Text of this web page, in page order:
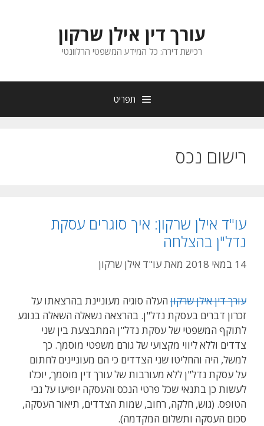
עורך דין אילן שרקון
רכישת דירה: כל המידע המשפטי הרלוונטי
תפריט
רישום נכס
עו"ד אילן שרקון: איך סוגרים עסקת
נדל"ן בהצלחה
14 במאי 2018 מאת עו"ד אילן שרקון
עורך דין אילן שרקון העלה סוגיה מעוניינת בהרצאתו על
זכרון דברים בעסקת נדל"ן. בהרצאה נשאלה השאלה בנוגע
לתוקף המשפטי של עסקת נדל"ן המתבצעת בין שני
צדדים וללא ליווי מקצועי של גורם משפטי מוסמך. כך
למשל, היה והחליטו שני הצדדים כי הם מעוניינים לחתום
על עסקת נדל"ן ללא מעורבות של עורך דין מוסמך, יוכלו
לעשות כן בתנאי שכל פרטי הנכס והעסקה יופיעו על גבי
הטופס. (גוש, חלקה, רחוב, שמות הצדדים, תיאור העסקה,
סכום העסקה ותשלום המקדמה).